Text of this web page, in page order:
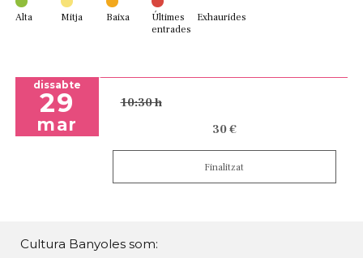
Alta Mitja Baixa
Últimes
entrades
Exhaurides
dissabte
29
mar
10:30 h
30 €
Finalitzat
Cultura Banyoles som: